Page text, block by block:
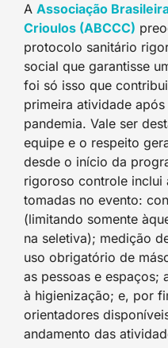
A Associação
Crioulos (ABCCC)
protocolo sanitário
social que garantisse
foi só isso que
primeira atividade
pandemia. Vale ser
equipe e o respeito
desde o início da
rigoroso controle inclui
tomadas no evento:
(limitando somente
na seletiva); medição
uso obrigatório de
as pessoas e espaços;
à higienização; e, por
orientadores
andamento das